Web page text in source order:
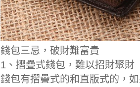
錢包三忌，破財難富貴
1、摺疊式錢包，難以招財聚財
錢包有摺疊式的和直版式的，